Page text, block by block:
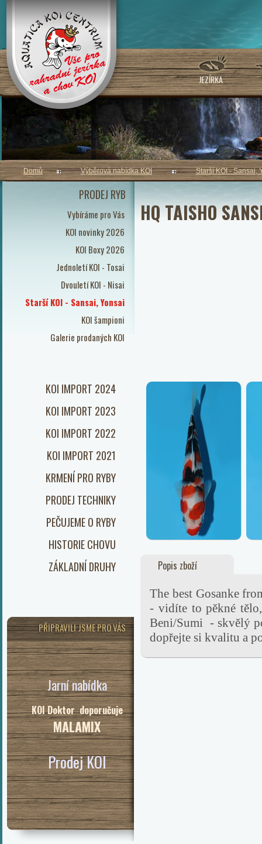
JEZÍRKA
PRODEJ RYB
Vybíráme pro Vás
KOI novinky 2026
KOI Boxy 2026
Jednoletí KOI - Tosai
Dvouletí KOI - Nisai
Starší KOI - Sansai, Yonsai
KOI šampioni
Galerie prodaných KOI
KOI IMPORT 2024
KOI IMPORT 2023
KOI IMPORT 2022
KOI IMPORT 2021
KRMENÍ PRO RYBY
PRODEJ TECHNIKY
PEČUJEME O RYBY
HISTORIE CHOVU
ZÁKLADNÍ DRUHY
PŘIPRAVILI JSME PRO VÁS
Jarní nabídka
KOI Doktor doporučuje
MALAMIX
Prodej KOI
Domů Výběrová nabídka KOI Starší KOI - Sansai,
HQ TAISHO
Popis zboží
The best Gosanke
- vidíte to pěkné
Beni/Sumi - skvělý
dopřejte si